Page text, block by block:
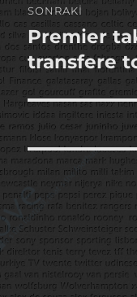
SONRAKI
Sonraki
yazı:
Premier
transfere